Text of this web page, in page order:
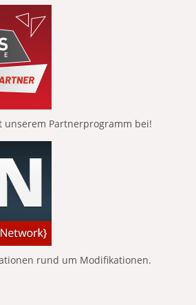
unserem Partnerprogramm bei!
rund um Modifikationen.